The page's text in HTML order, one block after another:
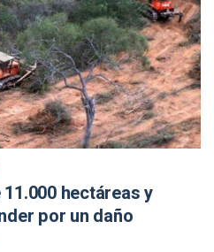
hectáreas y
por un daño